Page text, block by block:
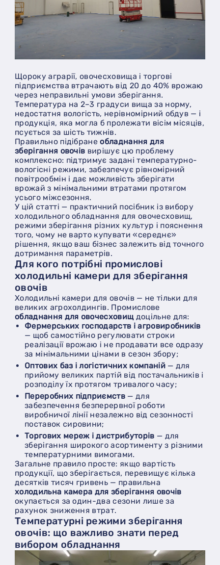
Щороку аграрії, овочесховища і торгові
підприємства втрачають від 20 до 40% врожаю
через неправильні умови зберігання.
Температура на 2–3 градуси вища за норму,
недостатня вологість, нерівномірний обдув — і
продукція, яка могла б пролежати вісім місяців,
псується за шість тижнів.
Правильно підібранеобладнання для
зберігання овочів вирішує цю проблему
комплексно: підтримує задані температурно-
вологісні режими, забезпечує рівномірний
повітрообмін і дає можливість зберігати
врожай з мінімальними втратами протягом
усього міжсезоння.
У цій статті — практичний посібник із вибору
холодильного обладнання для овочесховищ,
режими зберігання різних культур і пояснення
того, чому не варто купувати «середнє»
рішення, якщо ваш бізнес залежить від точного
дотримання параметрів.
Для кого потрібні промислові
холодильні камери для зберігання
овочів
Холодильні камери для овочів — не тільки для
великих агрохолдингів. Промислове
обладнання для овочесховищдоцільне для:
Фермерських господарств і агровиробників
— щоб самостійно регулювати строки
реалізації врожаю і не продавати все одразу
за мінімальними цінами в сезон збору;
Оптових баз і логістичних компаній— для
прийому великих партій від постачальників і
розподілу їх протягом тривалого часу;
Переробних підприємств — для
забезпечення безперервної роботи
виробничої лінії незалежно від сезонності
поставок сировини;
Торгових мереж і дистрибуторів — для
зберігання широкого асортименту з різними
температурними вимогами.
Загальне правило просте: якщо вартість
продукції, що зберігається, перевищує кілька
десятків тисяч гривень — правильна
холодильна камера для зберігання овочів
окупається за один-два сезони лише за
рахунок зниження втрат.
Температурні режими зберігання
овочів: що важливо знати перед
вибором обладнання